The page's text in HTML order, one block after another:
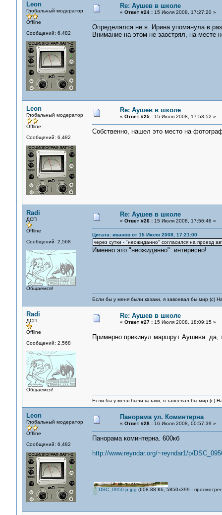
Leon
Глобальный модератор
Offline
Сообщений: 6,482
Re: Аушев в школе
« Ответ #24 :15 Июля 2008, 17:27:20 »
Определялся не я. Ирина упомянула в
Внимание на этом не заострял, на месте
Leon
Глобальный модератор
Offline
Сообщений: 6,482
Re: Аушев в школе
« Ответ #25 :15 Июля 2008, 17:53:52 »
Собственно, нашел это место на
Radi
ДСП
Offline
Сообщений: 2,568
Общаемся!
Re: Аушев в школе
« Ответ #26 :15 Июля 2008, 17:56:46 »
Цитата: иванов от 15 Июля 2008, 17:21:00
через сутки - "неожиданно" согласился на проезд
Именно это "неожиданно" интересно!
Если бы у меня были казаки, я завоевал бы мир (с)
Radi
ДСП
Offline
Сообщений: 2,568
Общаемся!
Re: Аушев в школе
« Ответ #27 :15 Июля 2008, 18:09:15 »
Примерно прикинул маршрут Аушева: да,
Если бы у меня были казаки, я завоевал бы мир (с)
Leon
Глобальный модератор
Offline
Сообщений: 6,482
Панорама ул. Коминтерна
« Ответ #28 :16 Июля 2008, 00:57:39 »
Панорама коминтерна. 600кб
http://www.reyndar.org/~reyndar1/p/
DSC_0950-p.jpg (608.88 Кб, 5850x399 -